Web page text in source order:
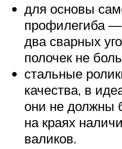
для основы
профилегиба
два сварных
полочек не
стальные
качества, в
они не должны
на краях
валиков.